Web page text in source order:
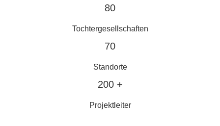
80
Tochtergesellschaften
70
Standorte
200 +
Projektleiter